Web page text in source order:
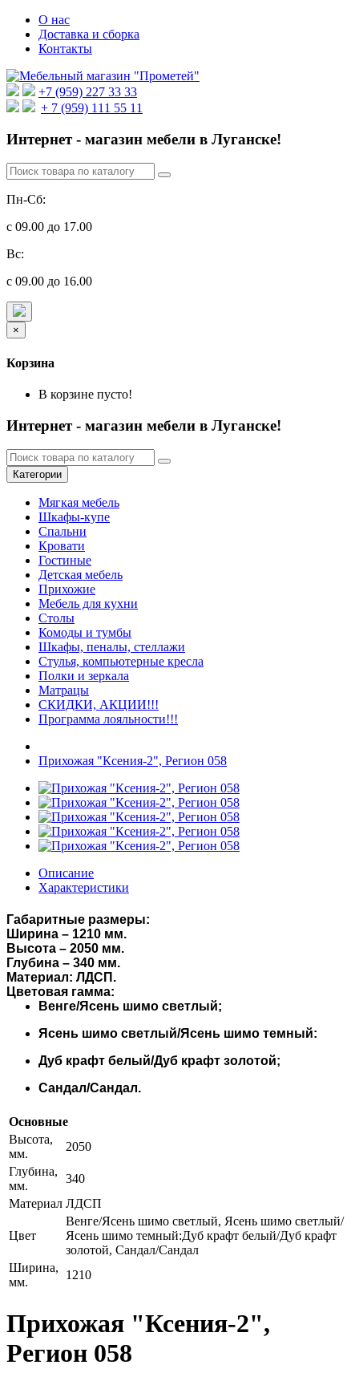
О нас
Доставка и сборка
Контакты
+7 (959) 227 33 33
+ 7 (959) 111 55 11
Интернет - магазин мебели в Луганске!
Пн-Сб:
с 09.00 до 17.00
Вс:
с 09.00 до 16.00
×
Корзина
В корзине пусто!
Интернет - магазин мебели в Луганске!
Категории
Мягкая мебель
Шкафы-купе
Спальни
Кровати
Гостиные
Детская мебель
Прихожие
Мебель для кухни
Столы
Комоды и тумбы
Шкафы, пеналы, стеллажи
Стулья, компьютерные кресла
Полки и зеркала
Матрацы
СКИДКИ, АКЦИИ!!!
Программа лояльности!!!
Прихожая "Ксения-2", Регион 058
Описание
Характеристики
Габаритные размеры:
Ширина – 1210 мм.
Высота – 2050 мм.
Глубина – 340 мм.
Материал: ЛДСП.
Цветовая гамма:
Венге/Ясень шимо светлый;
Ясень шимо светлый/Ясень шимо темный:
Дуб крафт белый/Дуб крафт золотой;
Сандал/Сандал.
Основные
Высота,
мм.
2050
Глубина,
мм.
340
Материал ЛДСП
Цвет
Венге/Ясень шимо светлый, Ясень шимо светлый/
Ясень шимо темный:Дуб крафт белый/Дуб крафт
золотой, Сандал/Сандал
Ширина,
мм.
1210
Прихожая "Ксения-2",
Регион 058